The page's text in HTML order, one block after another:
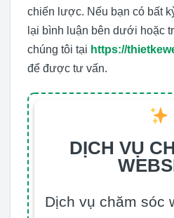
chiến lược. Nếu bạn có bất
lại bình luận bên dưới hoặc
chúng tôi tại https://
để được tư vấn.
DỊCH VỤ
Dịch vụ chăm sóc